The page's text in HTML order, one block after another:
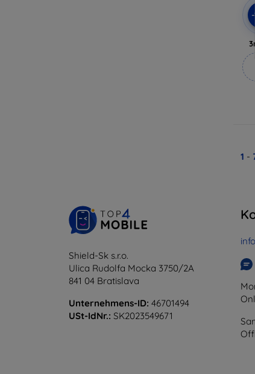
1 -
Shield-Sk s.r.o.
Ulica Rudolfa Mocka 3750/2A
841 04 Bratislava
Unternehmens-ID: 46701494
USt-IdNr.: SK2023549671